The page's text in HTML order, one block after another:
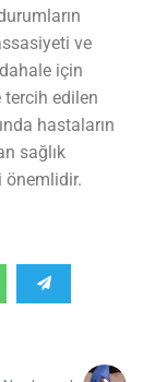
ve
için
edilen
hastaların
sağlık
önemlidir.